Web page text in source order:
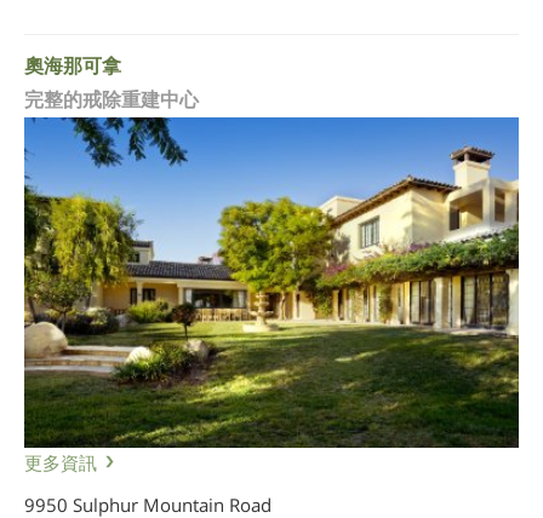
奧海那可拿
完整的戒除重建中心
更多資訊
9950 Sulphur Mountain Road